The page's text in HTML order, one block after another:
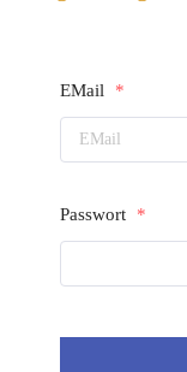
EMail *
Passwort *